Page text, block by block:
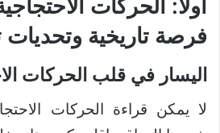
أولاً: الحركات
فرصة تاريخية وتحديات
اليسار في قلب الحركات
لا يمكن قراءة الحركات